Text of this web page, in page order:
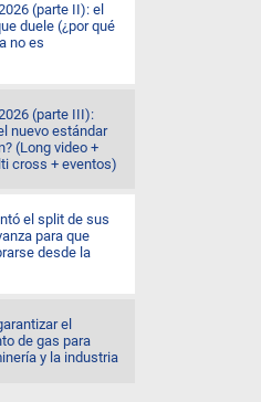
(parte II): el
duele (¿por qué
no es
(parte III):
nuevo estándar
(Long video +
cross + eventos)
el split de sus
para que
desde la
el
de gas para
y la industria